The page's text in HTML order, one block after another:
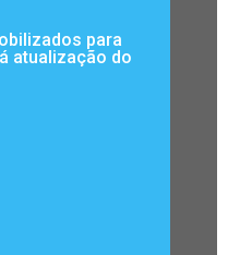
para
atualização do